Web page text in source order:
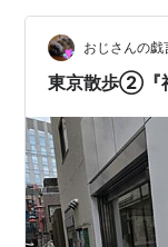
おじさんの
東京散歩②『